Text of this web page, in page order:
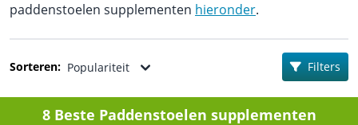
Sorteren: Populariteit Filters
8 Beste Paddenstoelen supplementen
paddenstoelen supplementen hieronder.